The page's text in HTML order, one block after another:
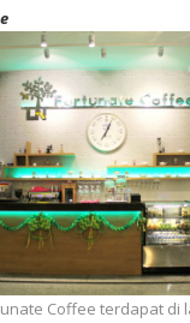
Coffee terdapat di